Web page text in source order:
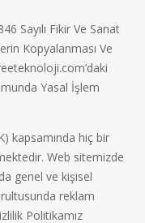
Sayılı Fikir Ve Sanat
Kopyalanması Ve
Yasal İşlem
kapsamında hiç bir
Web sitemizde
genel ve kişisel
reklam
Politikamız